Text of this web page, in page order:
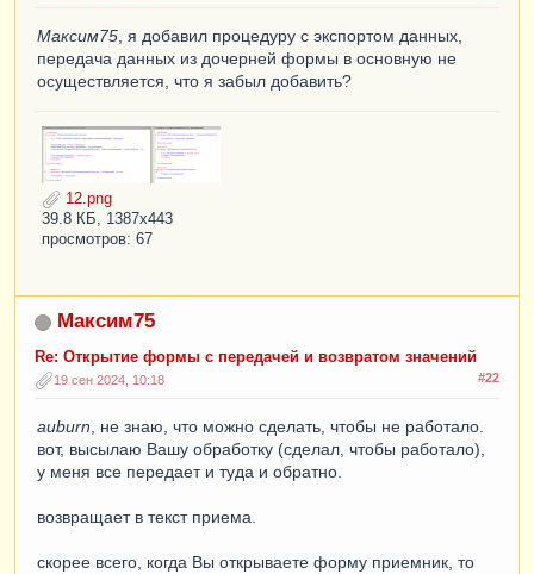
Максим75 , я добавил процедуру с экспортом данных,
передача данных из дочерней формы в основную не
осуществляется, что я забыл добавить?
12.png
39.8 КБ, 1387x443
просмотров: 67
Максим75
Re: Открытие формы с передачей и возвратом значений
#22
19 сен 2024, 10:18
auburn, не знаю, что можно сделать, чтобы не работало.
вот, высылаю Вашу обработку (сделал, чтобы работало),
у меня все передает и туда и обратно.
возвращает в текст приема.
скорее всего, когда Вы открываете форму приемник, то